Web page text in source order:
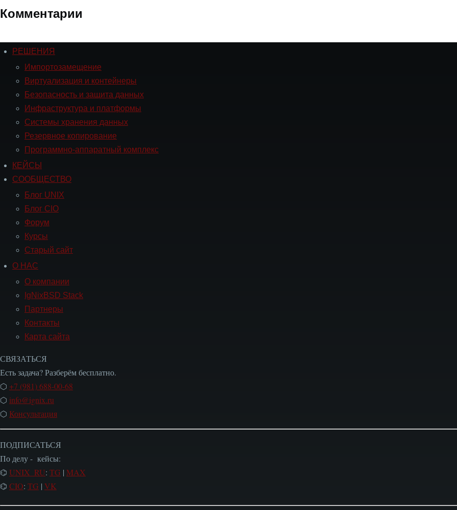
Комментарии
Навигация
РЕШЕНИЯ
РЕШЕНИЯ
Импортозамещение
Виртуализация и контейнеры
Безопасность и защита данных
Инфраструктура и платформы
Системы хранения данных
Резервное копирование
Программно-аппаратный комплекс
Навигация
СООБЩЕСТВО
КЕЙСЫ
СООБЩЕСТВО
Блог UNIX
Блог CIO
Форум
Курсы
Старый сайт
Навигация
О НАС
О компании
IgNixBSD Stack
Партнеры
Контакты
Карта сайта
СВЯЗАТЬСЯ
Есть задача? Разберём бесплатно.
⬡ +7 (981) 688-00-68
⬡ info@ignix.ru
⬡ Консультация
ПОДПИСАТЬСЯ
По делу - кейсы:
⌬ UNIX_RU: TG | MAX
⌬ CIO: TG | VK